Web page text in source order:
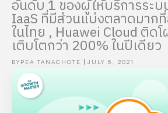
อันดับ 1 ของผู้ให้บริการระ
IaaS ที่มีส่วนแบ่งตลาดมาก
ในไทย , Huawei Cloud ติด
เติบโตกว่า 200% ในปีเดียว
BY PEA TANACHOTE JULY 5, 2021